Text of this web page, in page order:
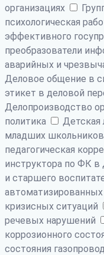
организациях
психологическая
эффективного
преобразователи
аварийных и
Деловое общение в
этикет в деловой
Делопроизводство
политика
Детская
младших школьников
педагогическая
инструктора по ФК
и старшего
кризисных ситуаций
речевых нарушений
коррозионного
состояния